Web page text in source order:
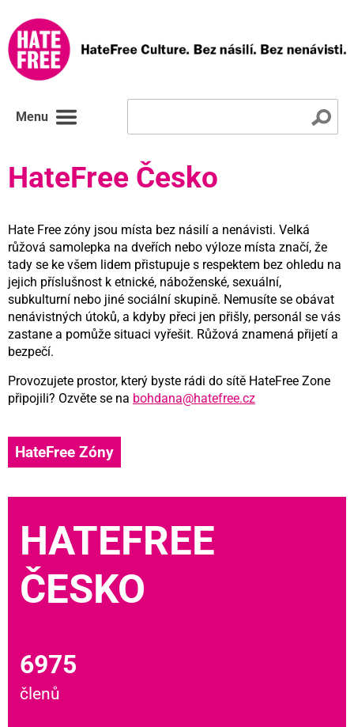
Menu
HateFree Česko
Hate Free zóny jsou místa bez násilí a nenávisti. Velká
růžová samolepka na dveřích nebo výloze místa značí, že
tady se ke všem lidem přistupuje s respektem bez ohledu na
jejich příslušnost k etnické, náboženské, sexuální,
subkulturní nebo jiné sociální skupině. Nemusíte se obávat
nenávistných útoků, a kdyby přeci jen přišly, personál se vás
zastane a pomůže situaci vyřešit. Růžová znamená přijetí a
bezpečí.
Provozujete prostor, který byste rádi do sítě HateFree Zone
připojili? Ozvěte se na bohdana@hatefree.cz
HateFree Zóny
HATEFREE
ČESKO
6975
členů